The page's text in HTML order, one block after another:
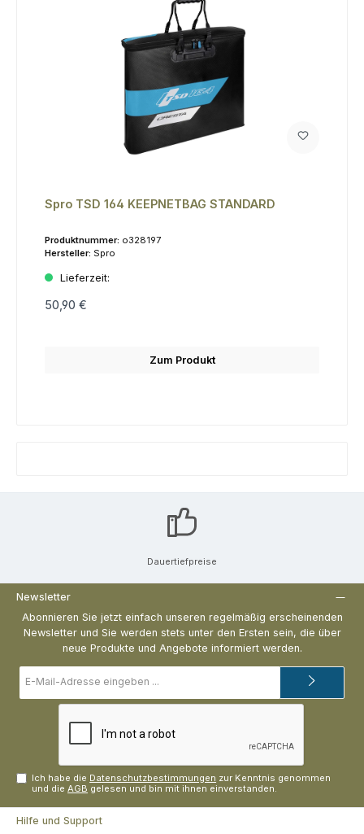
Spro TSD 164 KEEPNETBAG STANDARD
Produktnummer: o328197
Hersteller: Spro
Lieferzeit:
50,90 €
Zum Produkt
Dauertiefpreise
Newsletter
Abonnieren Sie jetzt einfach unseren regelmäßig erscheinenden
Newsletter und Sie werden stets unter den Ersten sein, die über
neue Produkte und Angebote informiert werden.
Mail-
Ich habe die Datenschutzbestimmungen zur Kenntnis genommen
und dieAGB gelesen und bin mit ihnen einverstanden.
Hilfe und Support